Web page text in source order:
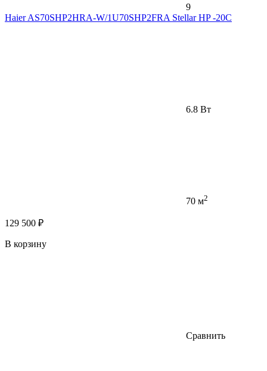
9
Haier AS70SHP2HRA-W/1U70SHP2FRA Stellar HP -20С
6.8 Вт
70 м2
129 500 ₽
В корзину
Сравнить